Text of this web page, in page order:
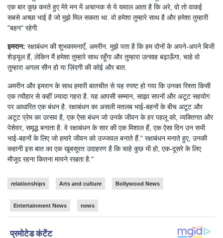
एक बार कुछ करते हुए मेरे मन में अचानक से ये ख्याल आता है कि अरे, वो तो वाकई
सबसे अच्छा भाई है जो मुझे मिल सकता था. वो हमेशा तुम्हारे साथ है और हमेशा तुम्हारी
"बहन" रहेगी.
इमरान: रक्षाबंधन की शुभकामनाएँ, अमरीन. मुझे पता है कि हम दोनों के अपने-अपने बिजी
शेड्यूल हैं, लेकिन मैं हमेशा तुम्हारे साथ रहूँगा और तुम्हारा उत्साह बढ़ाऊँगा, चाहे वो
तुम्हारा अगला सीन हो या ज़िंदगी की कोई और बात.
अमरीन और इमरान के साथ हमारी बातचीत से यह स्पष्ट हो गया कि उनका रिश्ता किसी
एक त्यौहार से कहीं ज़्यादा गहरा है. यह आपसी सम्मान, साझा सपनों और अटूट सहयोग
पर आधारित एक बंधन है. रक्षाबंधन का असली मतलब भाई-बहनों के बीच अटूट और
अटूट प्रेम का उत्सव है, एक ऐसा बंधन जो उनके जीवन के हर पहलू को, व्यक्तिगत और
पेशेवर, समृद्ध बनाता है. वे रक्षाबंधन के सार की एक मिशाल हैं, एक ऐसा दिन उन सभी
भाई-बहनों के लिए जो हमारे जीवन को उज्जवल बनाते हैं." रक्षाबंधन मनाते हुए, उनकी
कहानी इस बात का एक खूबसूरत उदाहरण है कि चाहे कुछ भी हो, एक-दूसरे के लिए
मौजूद रहना कितना मायने रखता है."
relationships Arts and culture Bollywood News
Entertainment News news